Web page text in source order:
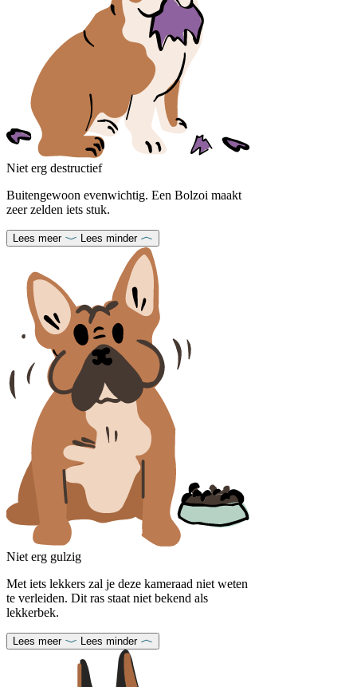
Niet erg destructief
Buitengewoon evenwichtig. Een Bolzoi maakt
zeer zelden iets stuk.
Lees meer Lees minder
Niet erg gulzig
Met iets lekkers zal je deze kameraad niet weten
te verleiden. Dit ras staat niet bekend als
lekkerbek.
Lees meer Lees minder